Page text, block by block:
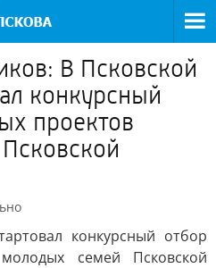
В Псковской
конкурсный
проектов
конкурсный отбор
семей Псковской